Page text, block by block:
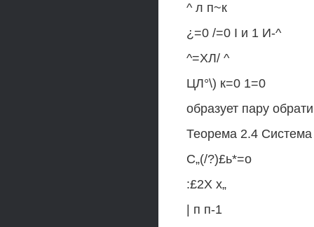
^ л п~к
¿=0 /=0 I и 1 И-^
^=XЛ/ ^
ЦЛ°\) к=0 1=0
образует пару
Теорема 2.4
С„(/?)£ь*=о
:£2Х х„
| п п-1